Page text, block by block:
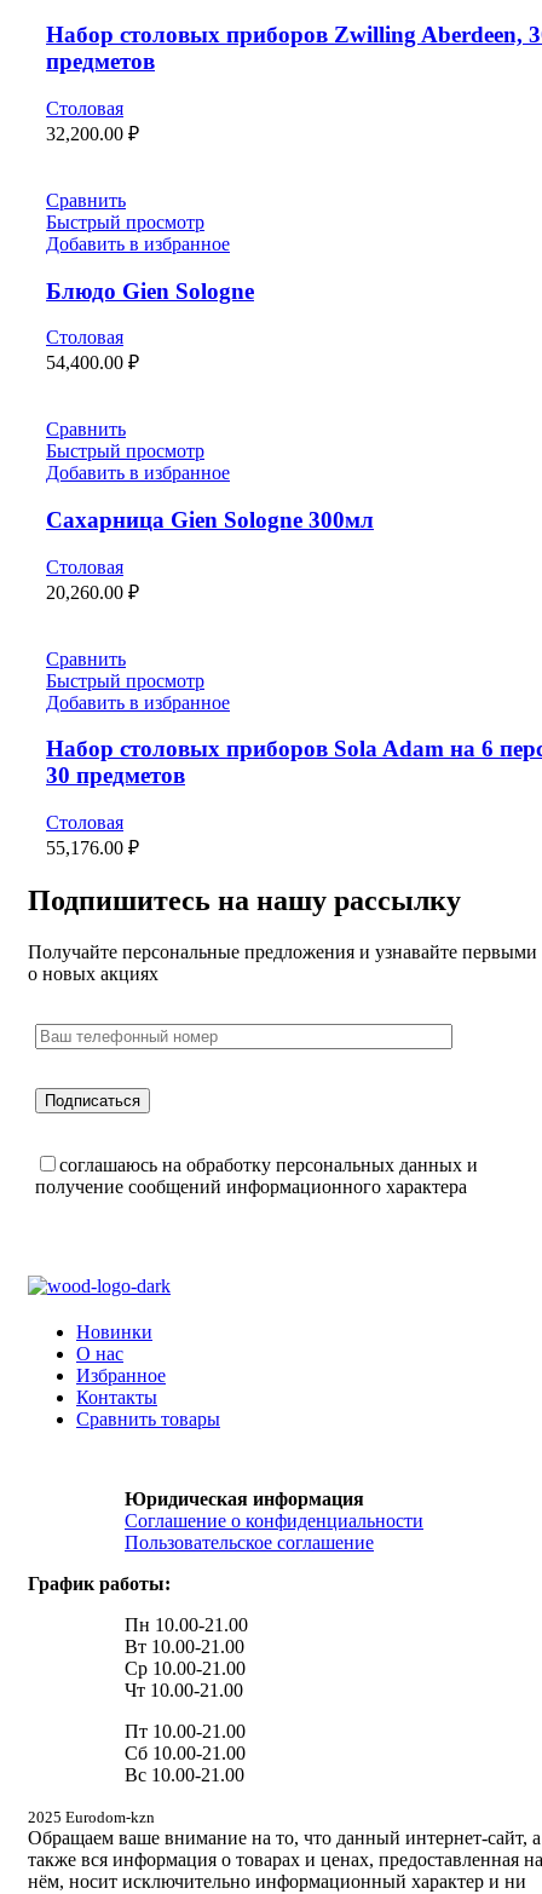
Набор столовых приборов Zwilling Aberdeen,
предметов
Столовая
32,200.00 ₽
Сравнить
Быстрый просмотр
Добавить в избранное
Блюдо Gien Sologne
Столовая
54,400.00 ₽
Сравнить
Быстрый просмотр
Добавить в избранное
Сахарница Gien Sologne 300мл
Столовая
20,260.00 ₽
Сравнить
Быстрый просмотр
Добавить в избранное
Набор столовых приборов Sola Adam на 6
30 предметов
Столовая
55,176.00 ₽
Подпишитесь на нашу рассылку
Получайте персональные предложения и узнавайте первыми
о новых акциях
соглашаюсь на обработку персональных данных и
получение сообщений информационного характера
Новинки
О нас
Избранное
Контакты
Сравнить товары
Юридическая информация
Соглашение о конфиденциальности
Пользовательское соглашение
График работы:
Пн 10.00-21.00
Вт 10.00-21.00
Ср 10.00-21.00
Чт 10.00-21.00
Пт 10.00-21.00
Сб 10.00-21.00
Вс 10.00-21.00
2025 Eurodom-kzn
Обращаем ваше внимание на то, что данный интернет-сайт, а
также вся информация о товарах и ценах, предоставленная на
нём, носит исключительно информационный характер и ни